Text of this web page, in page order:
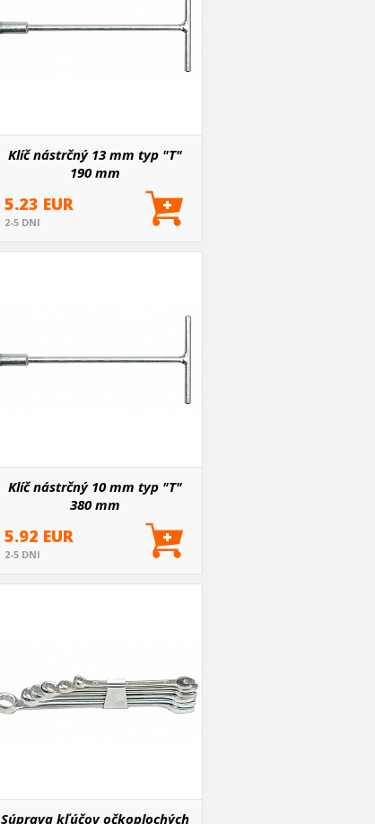
Klíč nástrčný 13 mm typ "T"
190 mm
5.23 EUR
2-5 DNI
Klíč nástrčný 10 mm typ "T"
380 mm
5.92 EUR
2-5 DNI
Súprava kľúčov očkoplochých